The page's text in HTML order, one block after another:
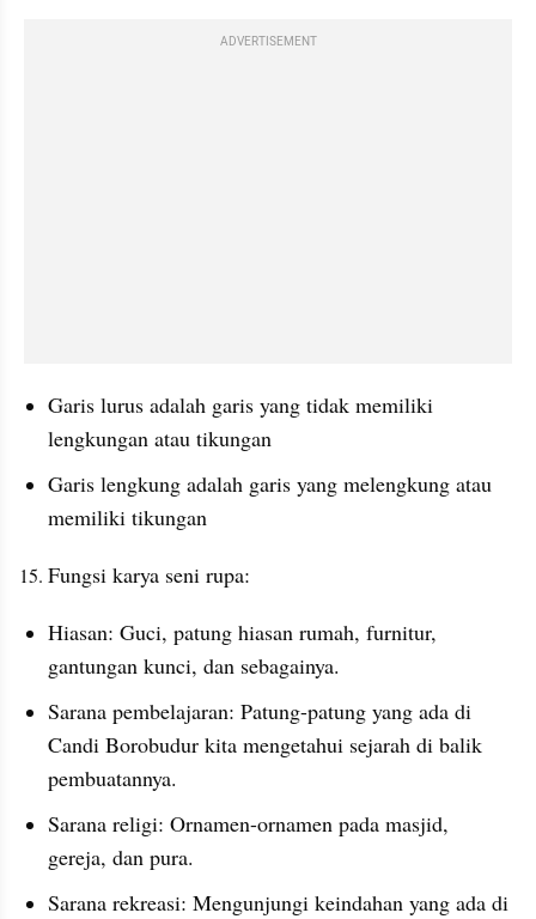
ADVERTISEMENT
Garis lurus adalah garis yang tidak memiliki
lengkungan atau tikungan
Garis lengkung adalah garis yang melengkung atau
memiliki tikungan
Fungsi karya seni rupa:
Hiasan: Guci, patung hiasan rumah, furnitur,
gantungan kunci, dan sebagainya.
Sarana pembelajaran: Patung-patung yang ada di
Candi Borobudur kita mengetahui sejarah di balik
pembuatannya.
Sarana religi: Ornamen-ornamen pada masjid,
gereja, dan pura.
Sarana rekreasi: Mengunjungi keindahan yang ada di